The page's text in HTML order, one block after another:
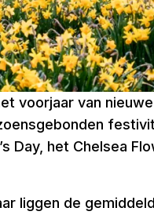
voorjaar van
Day, het Chelsea
liggen de